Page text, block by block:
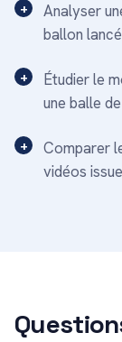
Analyser
ballon
Étudier le
une balle
Comparer
vidéos